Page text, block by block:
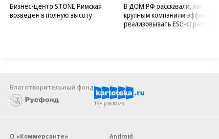
Бизнес-центр STONE Римская
возведен в полную высоту
В ДОМ.РФ рассказали, как
крупным компаниям
реализовывать ESG-стратегию
Благотворительный фонд
18+ реклама
О «Коммерсанте»
Android